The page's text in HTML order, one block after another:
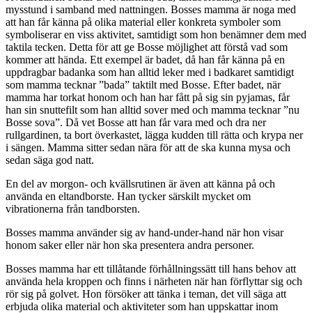
mysstund i samband med nattningen. Bosses mamma är noga med
att han får känna på olika material eller konkreta symboler som
symboliserar en viss aktivitet, samtidigt som hon benämner dem med
taktila tecken. Detta för att ge Bosse möjlighet att förstå vad som
kommer att hända. Ett exempel är badet, då han får känna på en
uppdragbar badanka som han alltid leker med i badkaret samtidigt
som mamma tecknar ”bada” taktilt med Bosse. Efter badet, när
mamma har torkat honom och han har fått på sig sin pyjamas, får
han sin snuttefilt som han alltid sover med och mamma tecknar ”nu
Bosse sova”. Då vet Bosse att han får vara med och dra ner
rullgardinen, ta bort överkastet, lägga kudden till rätta och krypa ner
i sängen. Mamma sitter sedan nära för att de ska kunna mysa och
sedan säga god natt.
En del av morgon- och kvällsrutinen är även att känna på och
använda en eltandborste. Han tycker särskilt mycket om
vibrationerna från tandborsten.
Bosses mamma använder sig av hand-under-hand när hon visar
honom saker eller när hon ska presentera andra personer.
Bosses mamma har ett tillåtande förhållningssätt till hans behov att
använda hela kroppen och finns i närheten när han förflyttar sig och
rör sig på golvet. Hon försöker att tänka i teman, det vill säga att
erbjuda olika material och aktiviteter som han uppskattar inom